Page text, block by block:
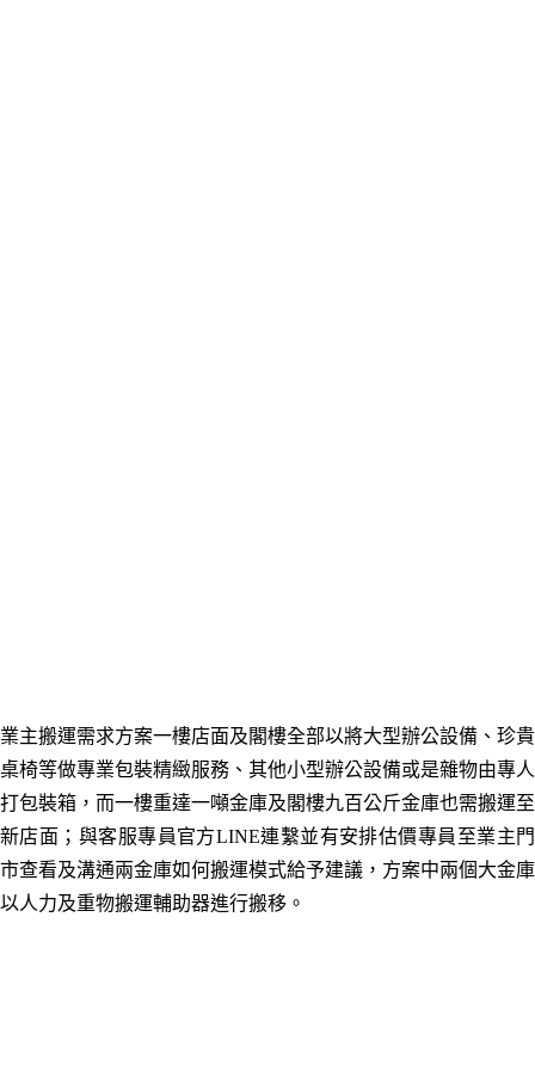
業主搬運需求方案一樓店面及閣樓全部以將大型辦公設備 、珍貴
桌椅等做專業包裝精緻服務、其他小型辦公設備或是雜物由專人
打包裝箱，而一樓重達一噸金庫及閣樓九百公斤金庫也需搬運至
新店面 ；與客服專員官方LINE連繫並有安排估價專員至業主門
市查看及溝通兩金庫如何搬運模式給予建議，方案中兩個大金庫
以人力及重物搬運輔助器進行搬移。